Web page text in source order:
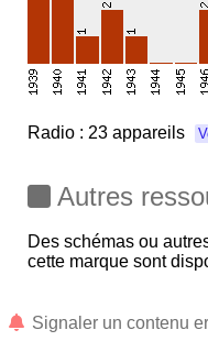
Radio : 23 appareils
Autres
Des schémas ou
cette marque sont
Signaler un contenu